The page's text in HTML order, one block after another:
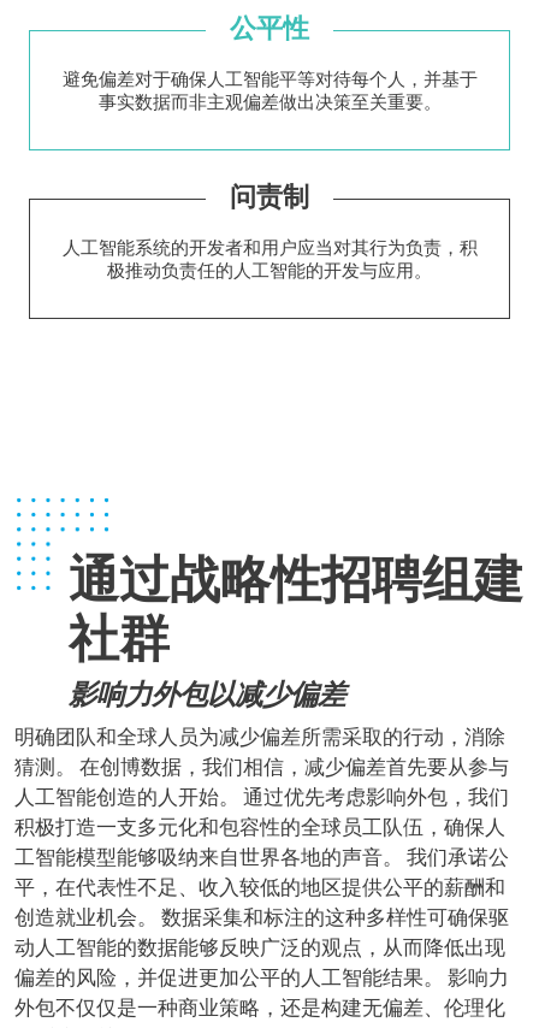
公平性
避免偏差对于确保人工智能平等对待每个人，并基于
事实数据而非主观偏差做出决策至关重要。
问责制
人工智能系统的开发者和用户应当对其行为负责，积
极推动负责任的人工智能的开发与应用。
通过战略性招聘组建
社群
影响力外包以减少偏差
明确团队和全球人员为减少偏差所需采取的行动，消除
猜测。 在创博数据，我们相信，减少偏差首先要从参与
人工智能创造的人开始。 通过优先考虑影响外包，我们
积极打造一支多元化和包容性的全球员工队伍，确保人
工智能模型能够吸纳来自世界各地的声音。 我们承诺公
平，在代表性不足、收入较低的地区提供公平的薪酬和
创造就业机会。 数据采集和标注的这种多样性可确保驱
动人工智能的数据能够反映广泛的观点，从而降低出现
偏差的风险，并促进更加公平的人工智能结果。 影响力
外包不仅仅是一种商业策略，还是构建无偏差、伦理化